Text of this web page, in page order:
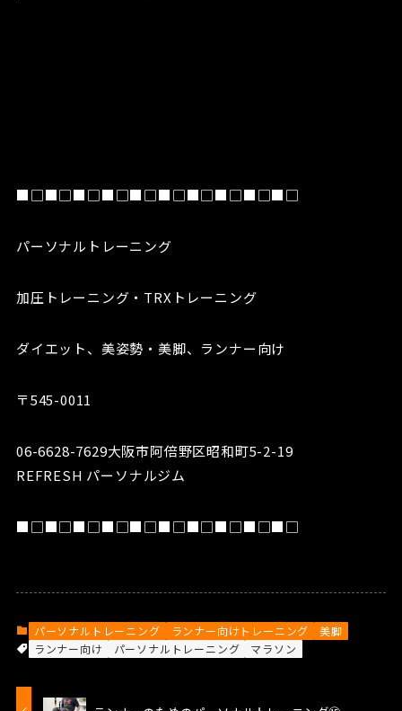
■□■□■□■□■□■□■□■□■□■□
パーソナルトレーニング
加圧トレーニング・TRXトレーニング
ダイエット、美姿勢・美脚、ランナー向け
〒545-0011
06-6628-7629大阪市阿倍野区昭和町5-2-19
REFRESH パーソナルジム
■□■□■□■□■□■□■□■□■□■□
パーソナルトレーニング ランナー向けトレーニング
美脚
ランナー向け
パーソナルトレーニング マラソン